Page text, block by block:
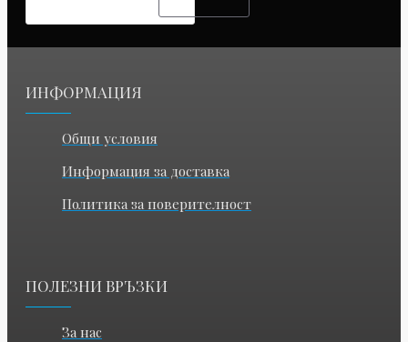
ИНФОРМАЦИЯ
Общи условия
Информация за доставка
Политика за поверителност
ПОЛЕЗНИ ВРЪЗКИ
За нас